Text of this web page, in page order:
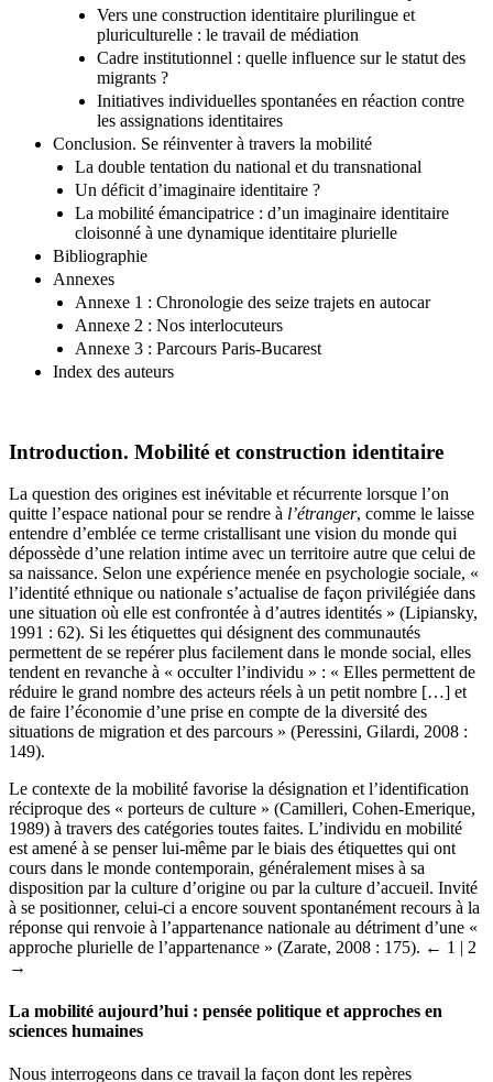
Manières de se dire : renouvellement et multiplication
Vers une construction identitaire plurilingue et
pluriculturelle : le travail de médiation
Cadre institutionnel : quelle influence sur le statut des
migrants ?
Initiatives individuelles spontanées en réaction contre
les assignations identitaires
Conclusion. Se réinventer à travers la mobilité
La double tentation du national et du transnational
Un déficit d’imaginaire identitaire ?
La mobilité émancipatrice : d’un imaginaire identitaire
cloisonné à une dynamique identitaire plurielle
Bibliographie
Annexes
Annexe 1 : Chronologie des seize trajets en autocar
Annexe 2 : Nos interlocuteurs
Annexe 3 : Parcours Paris-Bucarest
La question des origines est inévitable et récurrente lorsque l’on
quitte l’espace national pour se rendre àl’étranger , comme le laisse
entendre d’emblée ce terme cristallisant une vision du monde qui
dépossède d’une relation intime avec un territoire autre que celui de
sa naissance. Selon une expérience menée en psychologie sociale, «
l’identité ethnique ou nationale s’actualise de façon privilégiée dans
une situation où elle est confrontée à d’autres identités » (Lipiansky,
1991 : 62). Si les étiquettes qui désignent des communautés
permettent de se repérer plus facilement dans le monde social, elles
tendent en revanche à « occulter l’individu » : « Elles permettent de
réduire le grand nombre des acteurs réels à un petit nombre […] et
de faire l’économie d’une prise en compte de la diversité des
situations de migration et des parcours » (Peressini, Gilardi, 2008 :
Le contexte de la mobilité favorise la désignation et l’identification
réciproque des « porteurs de culture » (Camilleri, Cohen-Emerique,
1989) à travers des catégories toutes faites. L’individu en mobilité
est amené à se penser lui-même par le biais des étiquettes qui ont
cours dans le monde contemporain, généralement mises à sa
disposition par la culture d’origine ou par la culture d’accueil. Invité
à se positionner, celui-ci a encore souvent spontanément recours à la
réponse qui renvoie à l’appartenance nationale au détriment d’une «
approche plurielle de l’appartenance » (Zarate, 2008 : 175).
La mobilité aujourd’hui : pensée politique et approches en